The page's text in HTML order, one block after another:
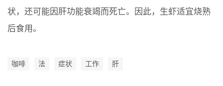
状，还可能因肝功能衰竭而死亡。因此，生虾适宜烧熟
后食用。
咖啡 法 症状 工作 肝